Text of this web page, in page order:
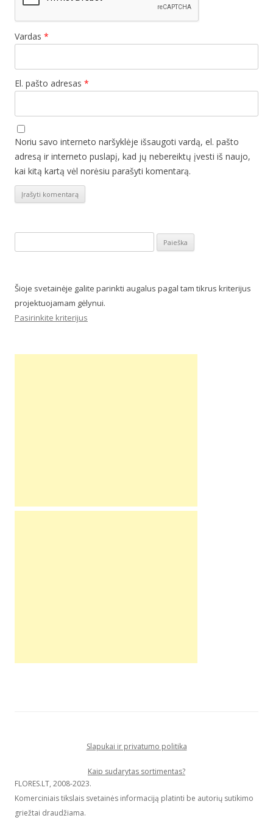
Vardas *
El. pašto adresas *
Noriu savo interneto naršyklėje išsaugoti vardą, el. pašto
adresą ir interneto puslapį, kad jų nebereiktų įvesti iš naujo,
kai kitą kartą vėl norėsiu parašyti komentarą.
Šioje svetainėje galite parinkti augalus pagal tam tikrus kriterijus
projektuojamam gėlynui.
Pasirinkite kriterijus
Slapukai ir privatumo politika
Kaip sudarytas sortimentas?
FLORES.LT, 2008-2023.
Komerciniais tikslais svetainės informaciją platinti be autorių sutikimo
griežtai draudžiama.